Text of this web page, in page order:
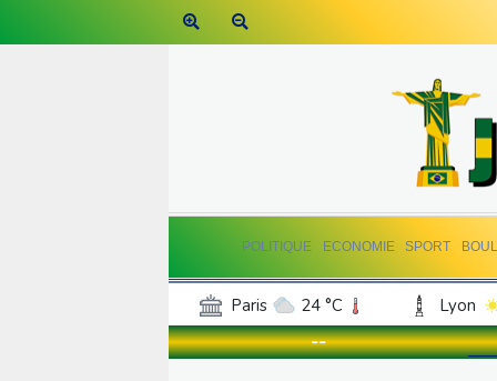
POLITIQUE ECONOMIE SPORT
Paris 24 °C Lyon
Luxembourg
23 °C
--